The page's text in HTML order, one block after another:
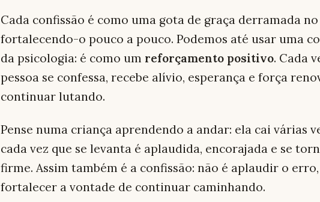
Cada confissão é como uma gota de graça derramada
fortalecendo-o pouco a pouco. Podemos até usar uma
da psicologia: é como um reforçamento positivo. Cada
pessoa se confessa, recebe alívio, esperança e força
continuar lutando.
Pense numa criança aprendendo a andar: ela cai várias
cada vez que se levanta é aplaudida, encorajada e se
firme. Assim também é a confissão: não é aplaudir o
fortalecer a vontade de continuar caminhando.